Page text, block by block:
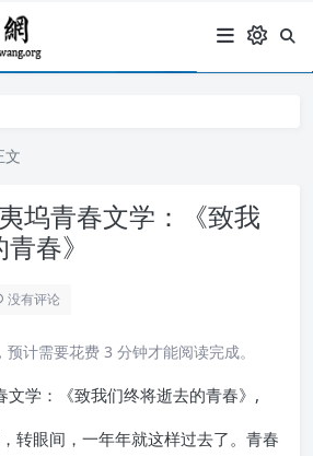
文
坞青春文学：《致我
春》
没有评论
计需要花费 3 分钟才能阅读完成。
学：《致我们终将逝去的青春》,
转眼间，一年年就这样过去了。青春